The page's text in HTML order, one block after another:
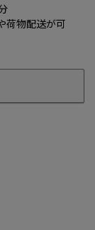
荷物配送が可